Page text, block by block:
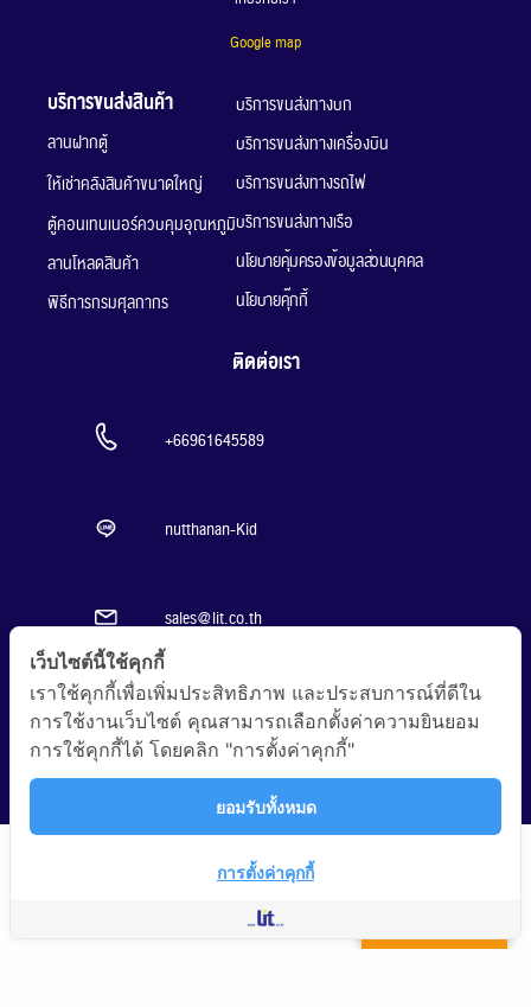
Google map
บริการขนส่งสินค้า
ลานฝากตู้
ให้เช่าคลังสินค้าขนาดใหญ่
ตู้คอนเทนเนอร์ควบคุมอุณหภูมิ
ลานโหลดสินค้า
พิธีการกรมศุลกากร
บริการขนส่งทางบก
บริการขนส่งทางเครื่องบิน
บริการขนส่งทางรถไฟ
บริการขนส่งทางเรือ
นโยบายคุ้มครองข้อมูลส่วนบุคคล
นโยบายคุ๊กกี้
ติดต่อเรา
+66961645589
nutthanan-Kid
sales@lit.co.th
Kid-LFC
เว็บไซต์นี้ใช้คุกกี้
เราใช้คุกกี้เพื่อเพิ่มประสิทธิภาพ และประสบการณ์ที่ดีใน
การใช้งานเว็บไซต์ คุณสามารถเลือกตั้งค่าความยินยอม
การใช้คุกกี้ได้ โดยคลิก "การตั้งค่าคุกกี้"
ยอมรับทั้งหมด
การตั้งค่าคุกกี้